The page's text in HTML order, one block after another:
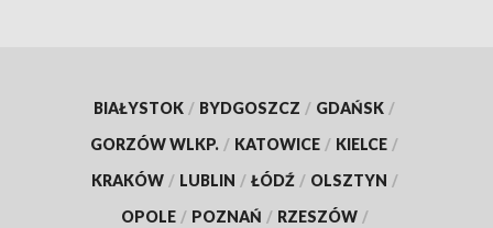
BIAŁYSTOK / BYDGOSZCZ / GDAŃSK /
GORZÓW WLKP. / KATOWICE / KIELCE /
KRAKÓW / LUBLIN / ŁÓDŹ / OLSZTYN /
OPOLE / POZNAŃ / RZESZÓW /